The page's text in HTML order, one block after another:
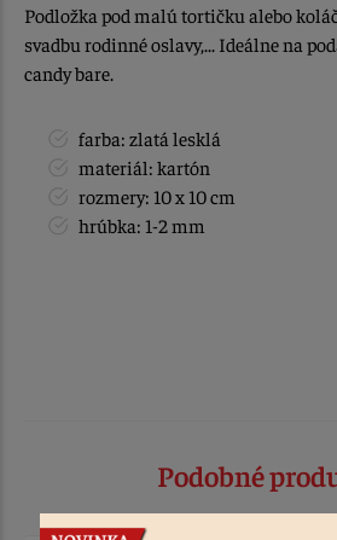
Podložka pod malú tortičku alebo
svadbu rodinné oslavy,... Ideálne na
candy bare.
farba: zlatá lesklá
materiál: kartón
rozmery: 10 x 10 cm
hrúbka: 1-2 mm
Podobné